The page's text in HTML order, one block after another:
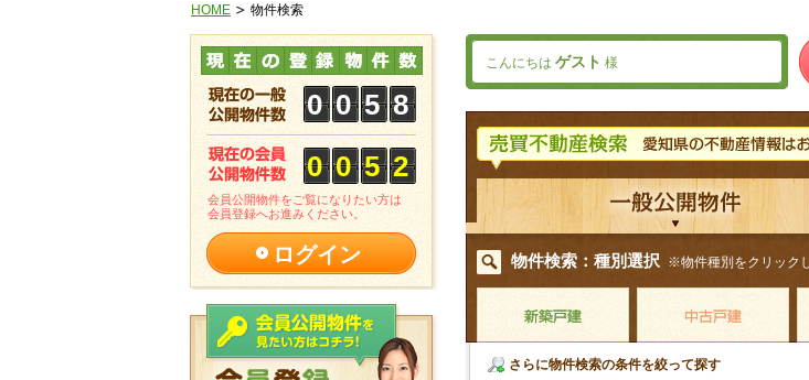
HOME 物件検索
こんにちは ゲスト 様
物件検索：種別選択 ※物件種別をクリック
さらに物件検索の条件を絞って探す
8
5
0
0
2
5
0
0
会員公開物件をご覧になりたい方は
会員登録へお進みください。
ログイン